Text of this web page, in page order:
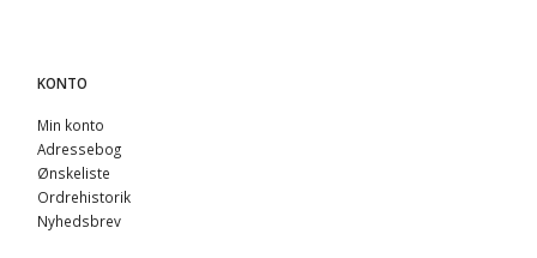
KONTO
Min konto
Adressebog
Ønskeliste
Ordrehistorik
Nyhedsbrev